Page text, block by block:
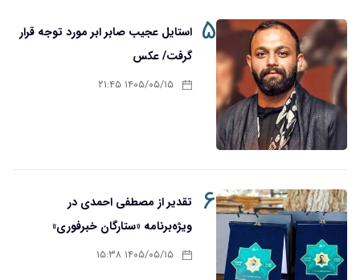
۵
استایل عجیب صابر ابر مورد توجه قرار
گرفت/ عکس
۱۴۰۵/۰۵/۱۵ ۲۱:۴۵
۶ تقدیر از مصطفی احمدی در
ویژه‌برنامه «ستارگان خبرفوری»
۱۴۰۵/۰۵/۱۵ ۱۵:۳۸